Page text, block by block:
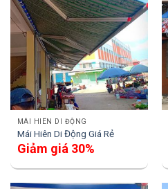
MÁI HIÊN DI ĐỘNG
Mái Hiên Di Động Giá Rẻ
Giảm giá 30%